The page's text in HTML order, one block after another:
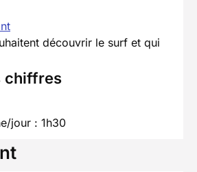
découvrir le surf et qui
chiffres
jour : 1h30